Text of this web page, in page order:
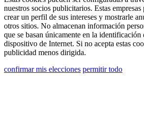
tratamiento de mis datos
Doy mi consentimiento para el
mis datos personales para recibir
comerciales o de marketing de
Puede darse de baja de dichas
nuestros socios publicitarios. Estas
crear un perfil de sus intereses y mostrarle
otros sitios. No almacenan información
que se basan únicamente en la identificación
dispositivo de Internet. Si no acepta estas
publicidad menos dirigida.
confirmar mis elecciones permitir todo